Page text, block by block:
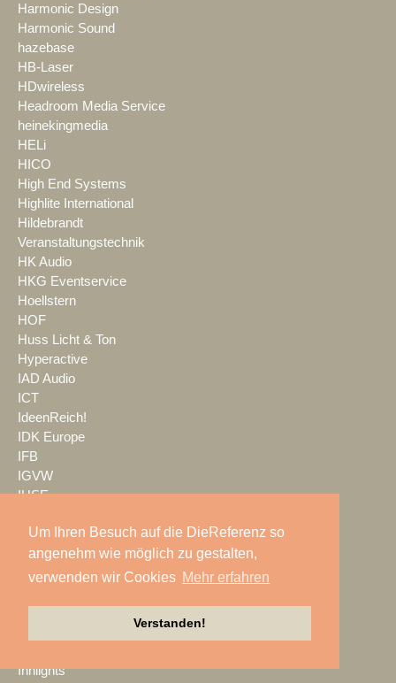
Um Ihren Besuch auf die DieReferenz so
angenehm wie möglich zu gestalten,
verwenden wir Cookies Mehr erfahren
Verstanden!
Harmonic Design
Harmonic Sound
hazebase
HB-Laser
HDwireless
Headroom Media Service
heinekingmedia
HELi
HICO
High End Systems
Highlite International
Hildebrandt
Veranstaltungstechnik
HK Audio
HKG Eventservice
Hoellstern
HOF
Huss Licht & Ton
Hyperactive
IAD Audio
ICT
IdeenReich!
IDK Europe
IFB
IGVW
IHSE
IMG STAGE LINE
Imtradex
in2Systems
Innlights